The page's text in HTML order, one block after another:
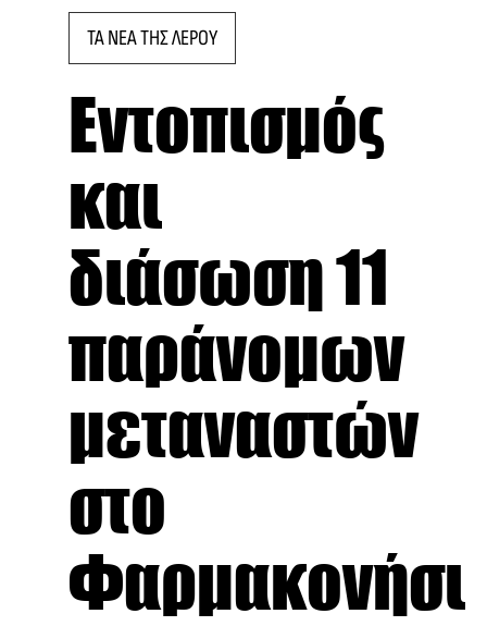
ΤΑ ΝΕΑ ΤΗΣ ΛΕΡΟΥ
Εντοπισμός
και
διάσωση 11
παράνομων
μεταναστών
στο
Φαρμακονήσι